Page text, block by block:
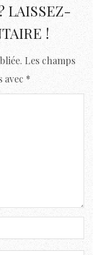
LAISSEZ-
!
Les champs
avec*